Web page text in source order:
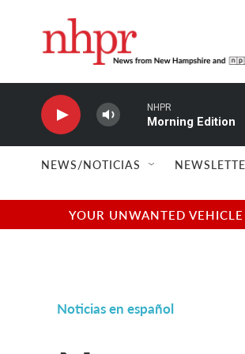
NHPR
Morning Edition
NEWS/NOTICIAS
YOUR UNWANTED
Noticias en español